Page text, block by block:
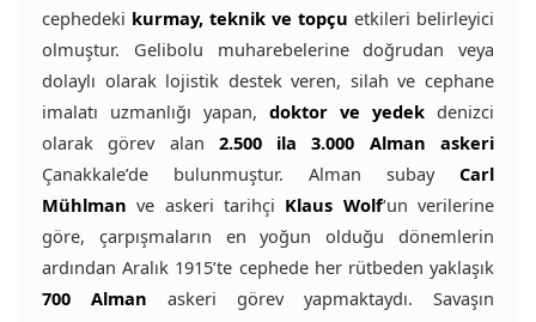
cephedeki kurmay, teknik ve topçu etkileri belirleyici
olmuştur. Gelibolu muharebelerine doğrudan veya
dolaylı olarak lojistik destek veren, silah ve cephane
imalatı uzmanlığı yapan, doktor ve yedek denizci
olarak görev alan 2.500 ila 3.000 Alman askeri
Çanakkale’de bulunmuştur. Alman subay Carl
Mühlmanve askeri tarihçi Klaus Wolf‘un verilerine
göre, çarpışmaların en yoğun olduğu dönemlerin
ardından Aralık 1915’te cephede her rütbeden yaklaşık
700 Alman askeri görev yapmaktaydı. Savaşın